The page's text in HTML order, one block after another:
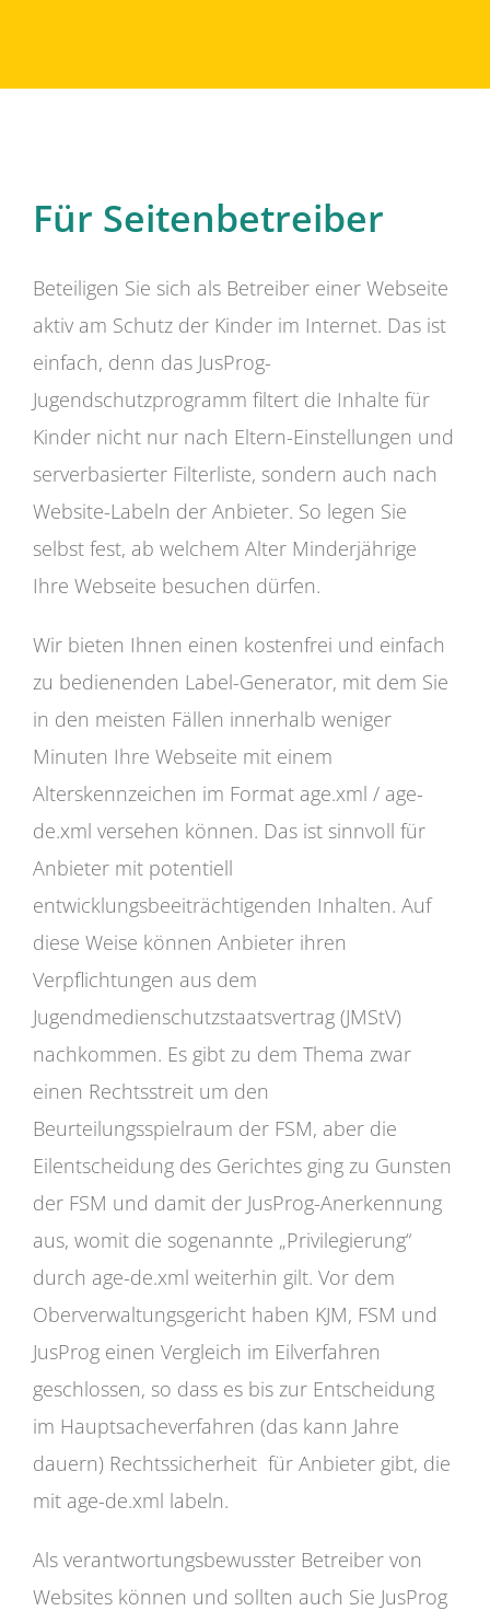
Für Seitenbetreiber
Beteiligen Sie sich als Betreiber einer Webseite
aktiv am Schutz der Kinder im Internet. Das ist
einfach, denn das JusProg-
Jugendschutzprogramm filtert die Inhalte für
Kinder nicht nur nach Eltern-Einstellungen und
serverbasierter Filterliste, sondern auch nach
Website-Labeln der Anbieter. So legen Sie
selbst fest, ab welchem Alter Minderjährige
Ihre Webseite besuchen dürfen.
Wir bieten Ihnen einen kostenfrei und einfach
zu bedienenden Label-Generator, mit dem Sie
in den meisten Fällen innerhalb weniger
Minuten Ihre Webseite mit einem
Alterskennzeichen im Format age.xml / age-
de.xml versehen können. Das ist sinnvoll für
Anbieter mit potentiell
entwicklungsbeeiträchtigenden Inhalten. Auf
diese Weise können Anbieter ihren
Verpflichtungen aus dem
Jugendmedienschutzstaatsvertrag (JMStV)
nachkommen. Es gibt zu dem Thema zwar
einen Rechtsstreit um den
Beurteilungsspielraum der FSM, aber die
Eilentscheidung des Gerichtes ging zu Gunsten
der FSM und damit der JusProg-Anerkennung
aus, womit die sogenannte „Privilegierung“
durch age-de.xml weiterhin gilt. Vor dem
Oberverwaltungsgericht haben KJM, FSM und
JusProg einen Vergleich im Eilverfahren
geschlossen, so dass es bis zur Entscheidung
im Hauptsacheverfahren (das kann Jahre
dauern) Rechtssicherheit für Anbieter gibt, die
mit age-de.xml labeln.
Als verantwortungsbewusster Betreiber von
Websites können und sollten auch Sie JusProg